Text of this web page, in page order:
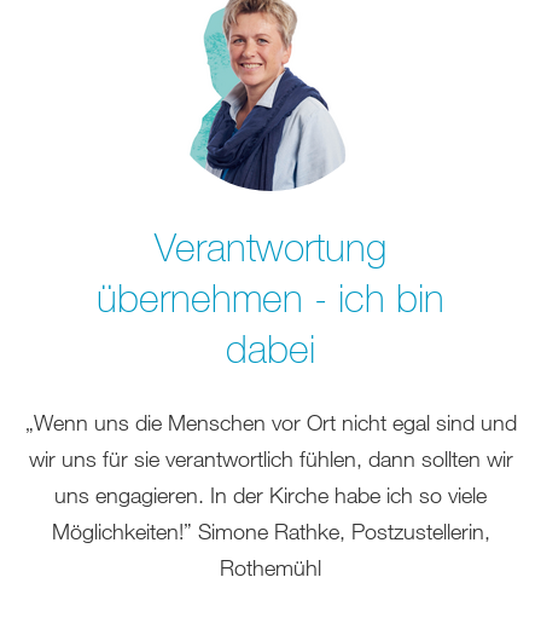
Verantwortung
übernehmen - ich bin
dabei
„Wenn uns die Menschen vor Ort nicht egal sind und
wir uns für sie verantwortlich fühlen, dann sollten wir
uns engagieren. In der Kirche habe ich so viele
Möglichkeiten!” Simone Rathke, Postzustellerin,
Rothemühl